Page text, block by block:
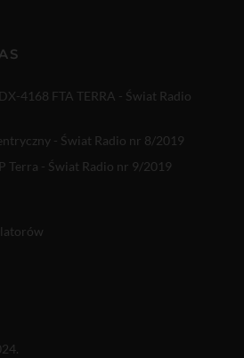
4168 FTA TERRA - Świat Radio
- Świat Radio nr 8/2019
Terra - Świat Radio nr 9/2019